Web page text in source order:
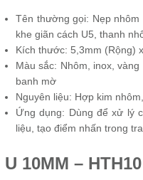
Tên thường gọi: Nẹp
khe giãn cách U5, thanh
Kích thước: 5,3mm (Rộng)
Màu sắc: Nhôm, inox,
banh mờ
Nguyên liệu: Hợp kim
Ứng dụng: Dùng để xử lý
liệu, tạo điểm nhấn trong
U 10MM – HTH10